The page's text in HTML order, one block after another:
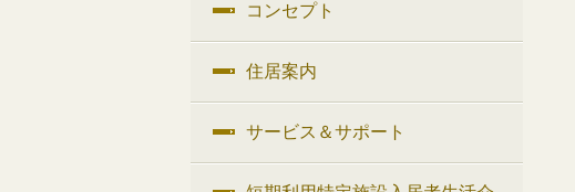
コンセプト
住居案内
サービス＆サポート